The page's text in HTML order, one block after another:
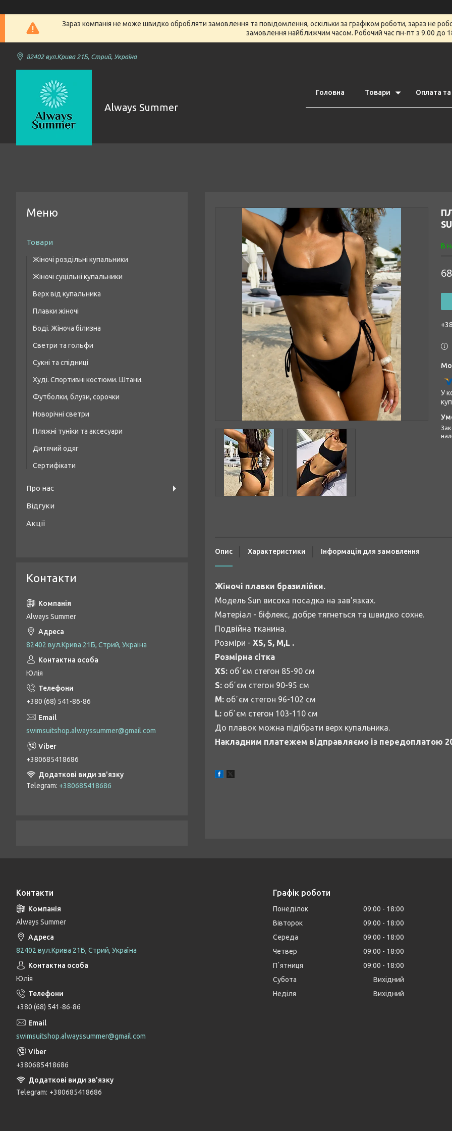
Зараз компанія не може швидко обробляти замовлення та повідомлення, оскільки за графіком роботи, зараз не
замовлення найближчим часом. Робочий час пн-пт з 9.00 до
82402 вул.Крива 21Б, Стрий, Україна
Always Summer
Головна Товари Оплата
В
У
Законом не передбачено повернення та обмін даного товару
Опис Характеристики Інформація для замовлення
Жіночі плавки бразилійки.
Модель Sun висока посадка на зав'язках.
Матеріал - біфлекс, добре тягнеться та швидко сохне.
Подвійна тканина.
Розміри - XS, S, M,L .
Розмірна сітка
XS: обʼєм стегон 85-90 см
S: обʼєм стегон 90-95 см
М: обʼєм стегон 96-102 см
L: обʼєм стегон 103-110 см
До плавок можна підібрати верх купальника.
Накладним платежем відправляємо із передоплатою
Товари
Жіночі роздільні купальники
Купальники бікіні
Купальники з високою талією
Купальники бандо
Купальники топи/шнурівка
Купальники на кісточці, формована чашка
Жіночі суцільні купальники
Верх від купальника
Плавки жіночі
Боді. Жіноча білизна
Светри та гольфи
Сукні та спідниці
Худі. Спортивні костюми. Штани.
Футболки, блузи, сорочки
Новорічні светри
Пляжні туніки та аксесуари
Дитячий одяг
Сертифікати
Про нас
Відгуки
Акції
Контакти
Always Summer
82402 вул.Крива 21Б, Стрий, Україна
Юлія
+380 (68) 541-86-86
swimsuitshop.alwayssummer@gmail.com
+380685418686
Telegram +380685418686
Контакти
Always Summer
82402 вул.Крива 21Б, Стрий, Україна
Юлія
+380 (68) 541-86-86
swimsuitshop.alwayssummer@gmail.com
+380685418686
Telegram +380685418686
Графік роботи
Понеділок 09:00
18:00
Вівторок
09:00
18:00
Середа
09:00
18:00
Четвер
09:00
18:00
Пʼятниця
09:00
18:00
Субота
Вихідний
Неділя
Вихідний